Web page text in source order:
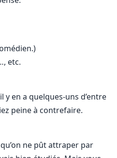
etc.
y en a quelques-uns d’entre
peine à contrefaire.
ne pût attraper par